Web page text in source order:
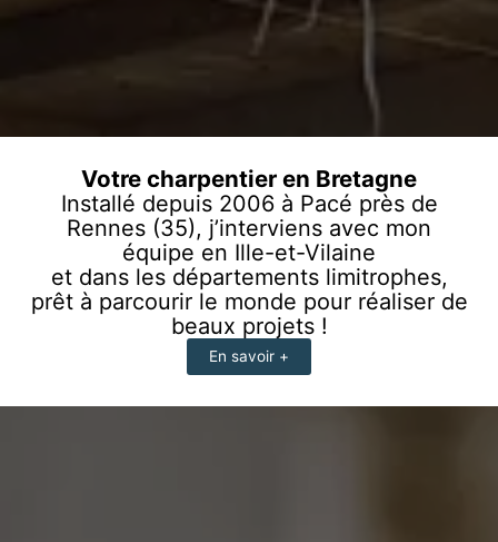
Votre charpentier en Bretagne
Installé depuis 2006 à Pacé près de
Rennes (35), j’interviens avec mon
équipe en Ille-et-Vilaine
et dans les départements limitrophes,
prêt à parcourir le monde pour réaliser de
beaux projets !
En savoir +